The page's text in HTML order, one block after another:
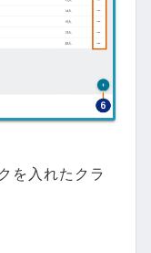
入れたクラ